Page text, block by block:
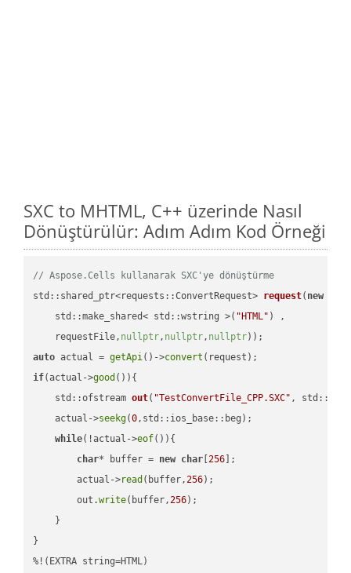
SXC to MHTML, C++ üzerinde Nasıl
Dönüştürülür: Adım Adım Kod Örneği
// Aspose.Cells kullanarak SXC'ye dönüştürme
std::shared_ptr<requests::ConvertRequest> request( new
    std::make_shared< std::wstring >(
"HTML" ) ,
    requestFile,
nullptr, nullptr, nullptr))
auto actual = getApi()->convert
if(actual->good ()){
std::ofstream out( "TestConvertFile_CPP.SXC" ,
    actual->
seekg(0,std::ios_base::beg);
while(!actual->eof()){
char* buffer = new char [256 ];
        actual->
read (buffer,256);
        out.
write(buffer,256);
    }
}